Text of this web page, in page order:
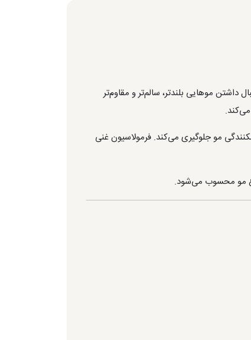
موهایی بلندتر، سالم‌تر و مقاوم‌تر
مو جلوگیری می‌کند. فرمولاسیون غنی
مو محسوب می‌شود.